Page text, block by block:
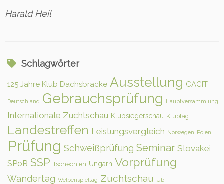
Harald Heil
Schlagwörter
125 Jahre Klub Dachsbracke Ausstellung CACIT
Deutschland Gebrauchsprüfung Hauptversammlung
Internationale Zuchtschau Klubsiegerschau Klubtag
Landestreffen Leistungsvergleich Norwegen Polen
Prüfung Schweißprüfung Seminar Slovakei
SPoR SSP Tschechien Ungarn Vorprüfung
Wandertag Welpenspieltag Zuchtschau Üb